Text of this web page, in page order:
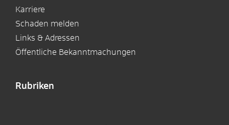
Karriere
Schaden melden
Links & Adressen
Öffentliche Bekanntmachungen
Rubriken